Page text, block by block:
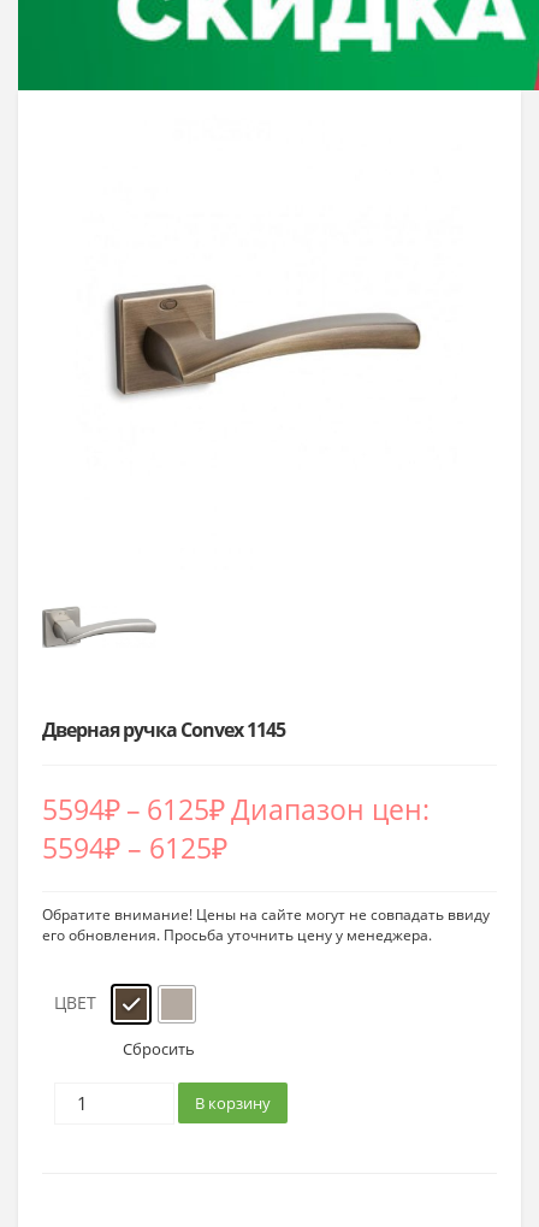
Дверная ручка Convex 1145
5594₽– 6125₽Диапазон цен:
5594₽ – 6125₽
Обратите внимание! Цены на сайте могут не совпадать ввиду
его обновления. Просьба уточнить цену у менеджера.
ЦВЕТ
Сбросить
В корзину